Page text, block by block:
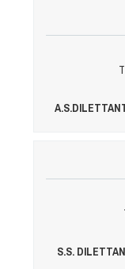
S.S.